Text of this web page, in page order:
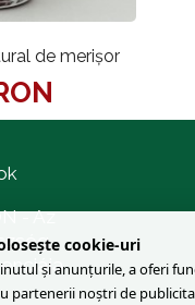
de merișor
- Az
cookie-uri
și anunțurile, a oferi
partenerii noștri de